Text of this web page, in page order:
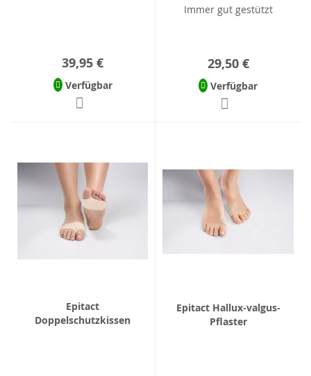
39,95 €
Verfügbar
Immer gut gestützt
29,50 €
Verfügbar
Epitact
Doppelschutzkissen
Epitact Hallux-valgus-
Pflaster